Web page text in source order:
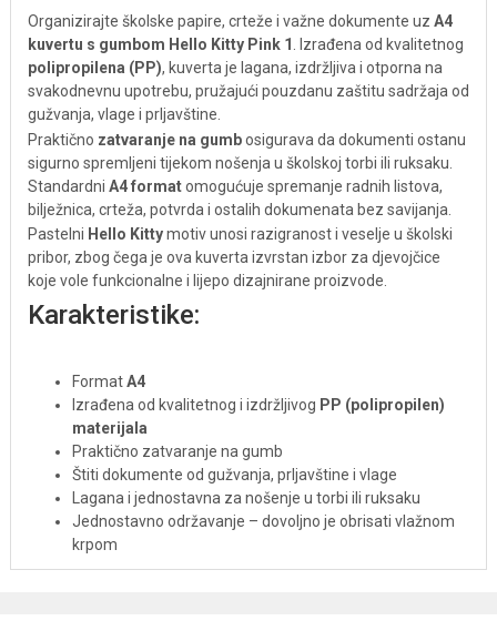
Organizirajte školske papire, crteže i važne dokumente uz A4
kuvertu s gumbom Hello Kitty Pink 1 . Izrađena od kvalitetnog
polipropilena (PP), kuverta je lagana, izdržljiva i otporna na
svakodnevnu upotrebu, pružajući pouzdanu zaštitu sadržaja od
gužvanja, vlage i prljavštine.
Praktično zatvaranje na gumbosigurava da dokumenti ostanu
sigurno spremljeni tijekom nošenja u školskoj torbi ili ruksaku.
Standardni A4 formatomogućuje spremanje radnih listova,
bilježnica, crteža, potvrda i ostalih dokumenata bez savijanja.
Pastelni Hello Kittymotiv unosi razigranost i veselje u školski
pribor, zbog čega je ova kuverta izvrstan izbor za djevojčice
koje vole funkcionalne i lijepo dizajnirane proizvode.
Karakteristike:
FormatA4
Izrađena od kvalitetnog i izdržljivog PP (polipropilen)
materijala
Praktično zatvaranje na gumb
Štiti dokumente od gužvanja, prljavštine i vlage
Lagana i jednostavna za nošenje u torbi ili ruksaku
Jednostavno održavanje – dovoljno je obrisati vlažnom
krpom
Pogodna za školu, vrtić, dom i ured